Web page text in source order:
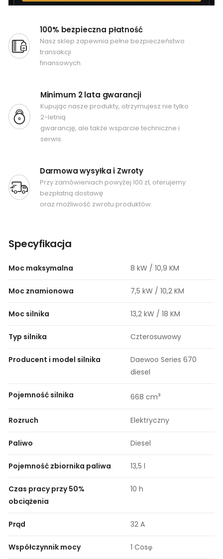
100% bezpieczna płatność
Nasz sklep zapewnia pełne bezpieczeństwo
transakcji
finansowych.
Minimum 2 lata gwarancji
Kupując nasze produkty, otrzymujesz nie tylko
2-letnią
gwarancję, ale także wsparcie techniczne i
serwis.
Darmowa wysyłka i Zwroty
Przy zamówieniach powyżej 100 zł, oferujemy
bezpłatną dostawę
oraz możliwość zwrotu produktów.
Specyfikacja
Moc maksymalna 8 kW / 10,9 KM
Moc znamionowa 7,5 kW / 10,2 KM
Moc silnika 13,2 kW / 18 KM
Typ silnika Czterosuwowy
Producent i model silnika
Daewoo Series 670
diesel
Pojemność silnika 668 cm³
Rozruch Elektryczny
Paliwo Diesel
Pojemność zbiornika paliwa 13,5 l
Czas pracy przy 50%
obciążenia
10 h
Prąd 32 A
Współczynnik mocy 1 Cosφ